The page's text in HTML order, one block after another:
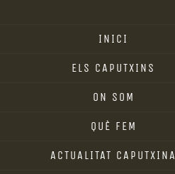
INICI
ELS CAPUTXINS
ON SOM
QUÈ FEM
ACTUALITAT CAPUTXINA